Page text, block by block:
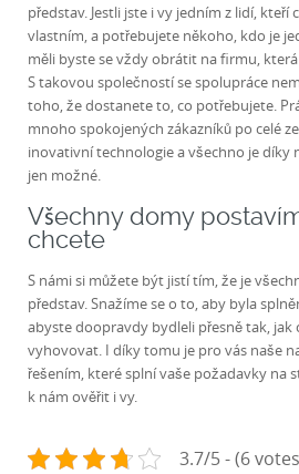
představ. Jestli jste i vy jedním z lidí, kteří
vlastním, a potřebujete někoho, kdo je
měli byste se vždy obrátit na firmu,
S takovou společností se spolupráce
toho, že dostanete to, co potřebujete.
mnoho spokojených zákazníků po celé
inovativní technologie a všechno je díky
jen možné.
Všechny domy
chcete
S námi si můžete být jistí tím, že je
představ. Snažíme se o to, aby byla
abyste doopravdy bydleli přesně tak, jak
vyhovovat. I díky tomu je pro vás naše
řešením, které splní vaše požadavky na
k nám ověřit i vy.
3.7/5 - (6